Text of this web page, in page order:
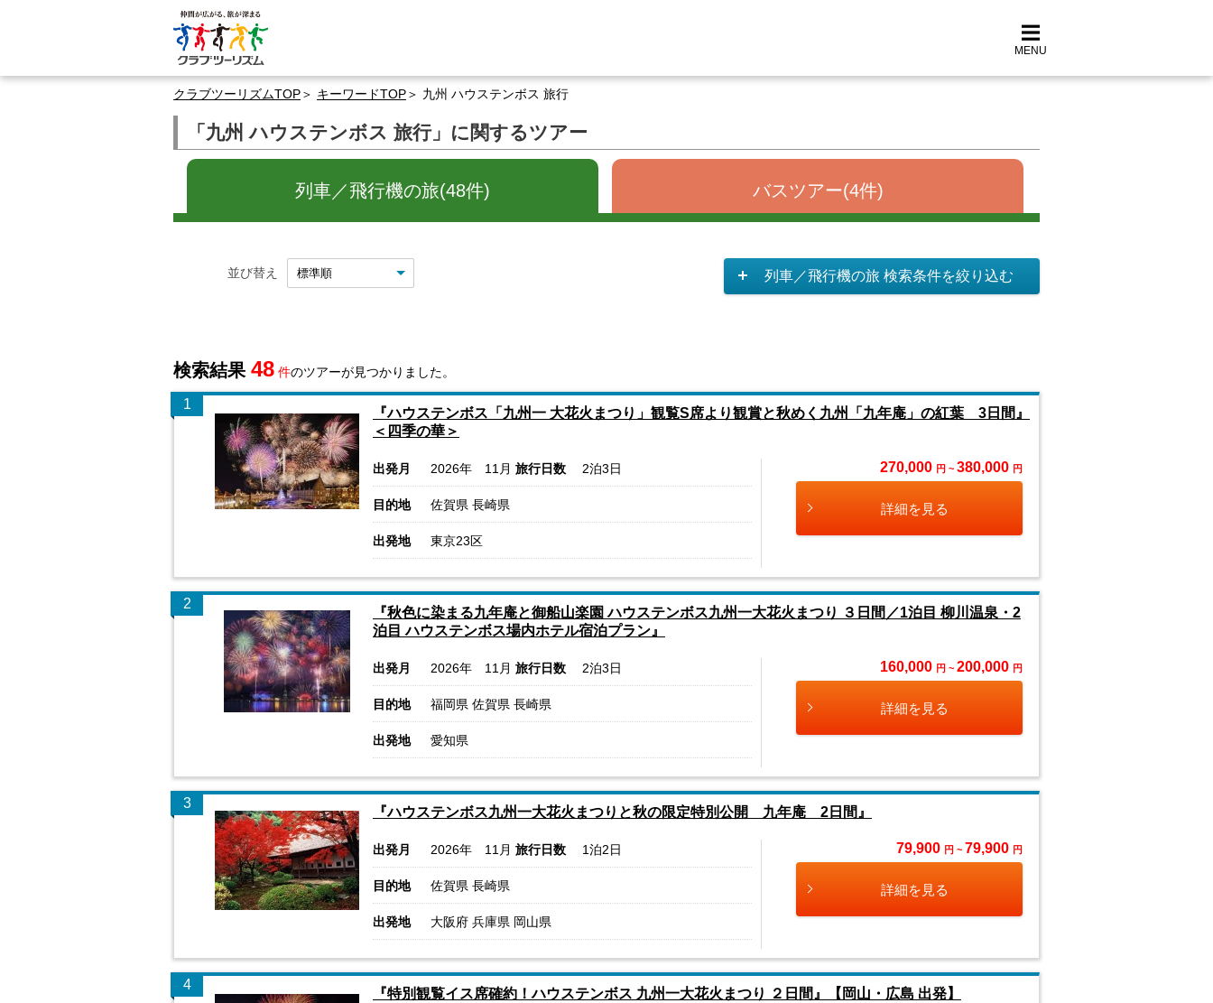
MENU
クラブツーリズムTOP キーワードTOP 九州 ハウステンボス 旅行
「九州 ハウステンボス 旅行」に関するツアー
列車／飛行機の旅(48件) バスツアー(4件)
並び替え 列車／飛行機の旅 検索条件を絞り込む
検索結果 48 件のツアーが見つかりました。
1
『ハウステンボス「九州一 大花火まつり」観覧S席より観賞と秋めく九州「九年庵」の紅葉 3日間』
＜四季の華＞
出発月 2026年 11月 旅行日数 2泊3日
目的地 佐賀県 長崎県
出発地 東京23区
270,000 円 ~ 380,000 円
詳細を見る
2
『秋色に染まる九年庵と御船山楽園 ハウステンボス九州一大花火まつり ３日間／1泊目 柳川温泉・2
泊目 ハウステンボス場内ホテル宿泊プラン』
出発月 2026年 11月 旅行日数 2泊3日
目的地 福岡県 佐賀県 長崎県
出発地 愛知県
160,000 円 ~ 200,000 円
詳細を見る
3
『ハウステンボス九州一大花火まつりと秋の限定特別公開 九年庵 2日間』
出発月 2026年 11月 旅行日数 1泊2日
目的地 佐賀県 長崎県
出発地 大阪府 兵庫県 岡山県
79,900 円 ~ 79,900 円
詳細を見る
4
『特別観覧イス席確約！ハウステンボス 九州一大花火まつり ２日間』【岡山・広島 出発】